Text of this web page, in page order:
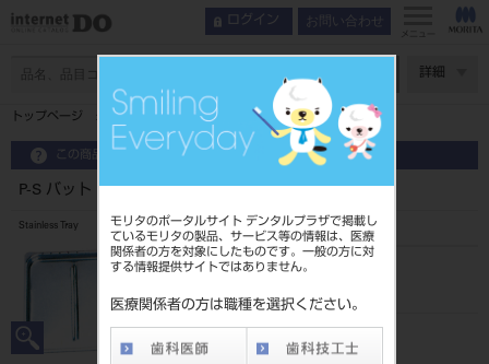
モリタのポータルサイト デンタルプラザで掲載し
ているモリタの製品、サービス等の情報は、医療
関係者の方を対象にしたものです。一般の方に対
する情報提供サイトではありません。
医療関係者の方は職種を選択ください。
ログイン お問い合わせ
メニュー
詳細
トップページ P-S バット
この商品に関するお問い合わせ
P-S バット
Stainless Tray
品目コード
4571182881412